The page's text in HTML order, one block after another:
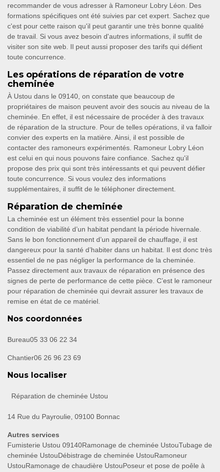
recommander de vous adresser à Ramoneur Lobry Léon. Des
formations spécifiques ont été suivies par cet expert. Sachez que
c'est pour cette raison qu'il peut garantir une très bonne qualité
de travail. Si vous avez besoin d'autres informations, il suffit de
visiter son site web. Il peut aussi proposer des tarifs qui défient
toute concurrence.
Les opérations de réparation de votre
cheminée
À Ustou dans le 09140, on constate que beaucoup de
propriétaires de maison peuvent avoir des soucis au niveau de la
cheminée. En effet, il est nécessaire de procéder à des travaux
de réparation de la structure. Pour de telles opérations, il va falloir
convier des experts en la matière. Ainsi, il est possible de
contacter des ramoneurs expérimentés. Ramoneur Lobry Léon
est celui en qui nous pouvons faire confiance. Sachez qu'il
propose des prix qui sont très intéressants et qui peuvent défier
toute concurrence. Si vous voulez des informations
supplémentaires, il suffit de le téléphoner directement.
Réparation de cheminée
La cheminée est un élément très essentiel pour la bonne
condition de viabilité d’un habitat pendant la période hivernale.
Sans le bon fonctionnement d’un appareil de chauffage, il est
dangereux pour la santé d’habiter dans un habitat. Il est donc très
essentiel de ne pas négliger la performance de la cheminée.
Passez directement aux travaux de réparation en présence des
signes de perte de performance de cette pièce. C’est le ramoneur
pour réparation de cheminée qui devrait assurer les travaux de
remise en état de ce matériel.
Nos coordonnées
Bureau05 33 06 22 34
Chantier06 26 96 23 69
Nous localiser
Réparation de cheminée Ustou
14 Rue du Payroulie, 09100 Bonnac
Autres services
Fumisterie Ustou 09140Ramonage de cheminée UstouTubage de
cheminée UstouDébistrage de cheminée UstouRamoneur
UstouRamonage de chaudière UstouPoseur et pose de poêle à